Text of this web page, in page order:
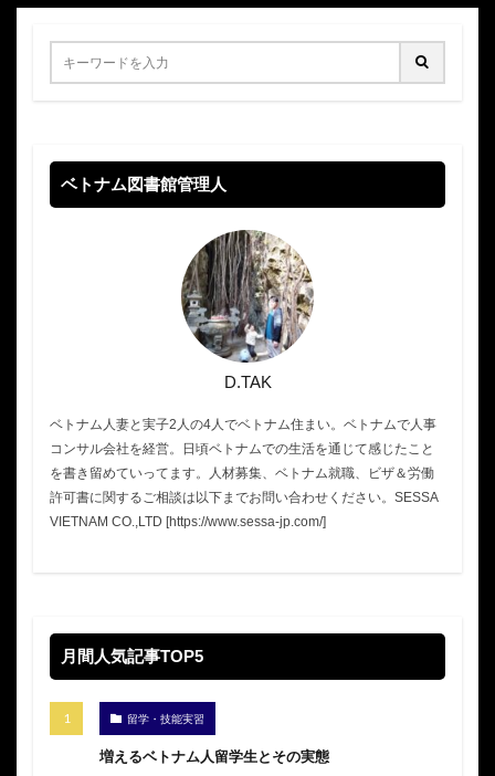
ベトナム図書館管理人
D.TAK
ベトナム人妻と実子2人の4人でベトナム住まい。ベトナムで人事
コンサル会社を経営。日頃ベトナムでの生活を通じて感じたこと
を書き留めていってます。人材募集、ベトナム就職、ビザ＆労働
許可書に関するご相談は以下までお問い合わせください。SESSA
VIETNAM CO.,LTD [https://www.sessa-jp.com/]
月間人気記事TOP5
留学・技能実習
増えるベトナム人留学生とその実態